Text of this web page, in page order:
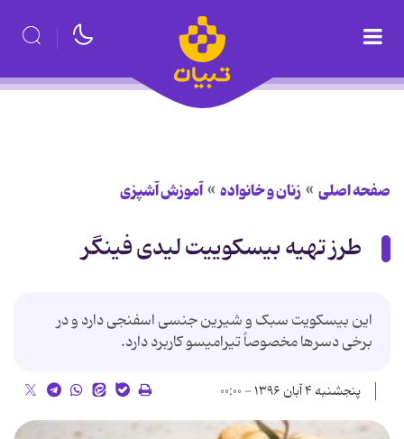
صفحه اصلی زنان و خانواده آموزش آشپزی
طرز تهیه بیسکوییت لیدی فینگر
این بیسکویت سبک و شیرین جنسی اسفنجی دارد و در
برخی دسرها مخصوصاً تیرامیسو کاربرد دارد.
پنجشنبه ۴ آبان ۱۳۹۶ - ۰۰:۰۰